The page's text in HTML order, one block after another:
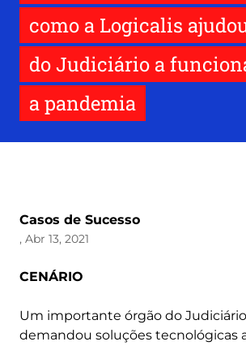
como a Logicalis
do Judiciário a
a pandemia
Casos de Sucesso
, Abr 13, 2021
CENÁRIO
Um importante órgão do
demandou soluções tecnológicas